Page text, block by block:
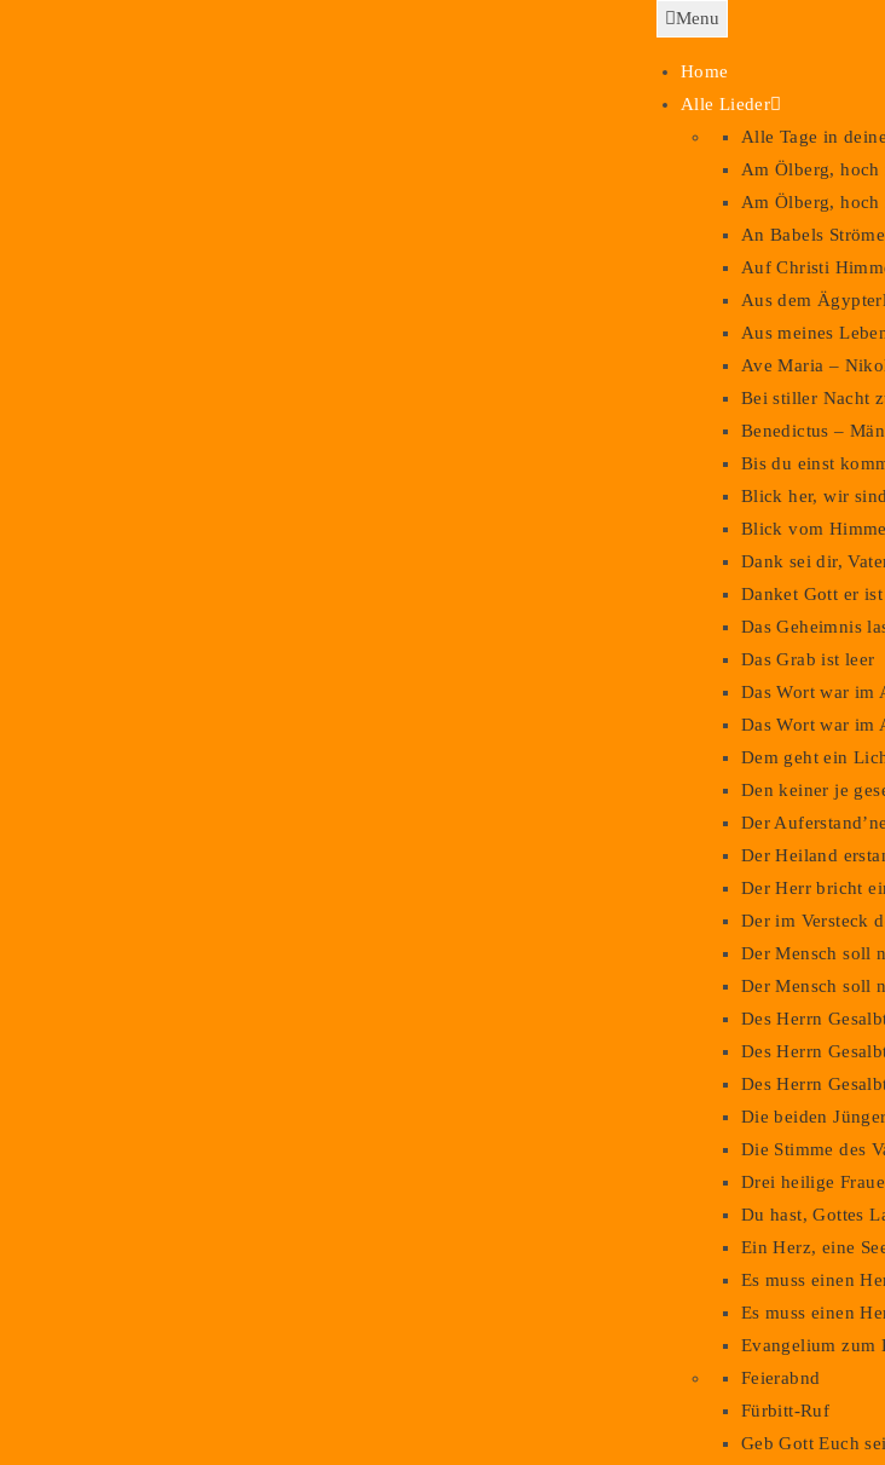
Menu
Home
Alle Lieder
Alle Tage in
Am Ölberg, hoch
Am Ölberg,
An Babels
Auf Christi
Aus dem
Aus meines
Ave Maria –
Bei stiller Nacht
Benedictus –
Bis du einst
Blick her, wir
Blick vom
Dank sei dir,
Danket Gott er
Das Geheimnis
Das Grab ist leer
Das Wort war im
Das Wort war im
Dem geht ein
Den keiner je
Der
Der Heiland
Der Herr bricht
Der im Versteck
Der Mensch soll
Der Mensch soll
Des Herrn
Des Herrn
Des Herrn
Die beiden
Die Stimme des
Drei heilige
Du hast, Gottes
Ein Herz, eine
Es muss einen
Es muss einen
Evangelium zum
Feierabnd
Fürbitt-Ruf
Geb Gott Euch
Lamm Gottes, das die Sünden – In einem kühlen Grunde
Text: Liturgie unterlegt von Walter Franz Laakmann *1940; Melodie: Friedrich Glück (1793 – 1840); Satz: